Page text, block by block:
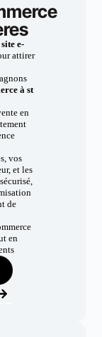
site e-
attirer
à st
en
vos
et les
de
en